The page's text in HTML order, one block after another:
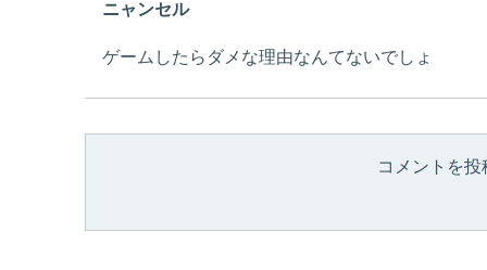
ニャンセル
ゲームしたらダメな理由なんてないでしょ
コメントを